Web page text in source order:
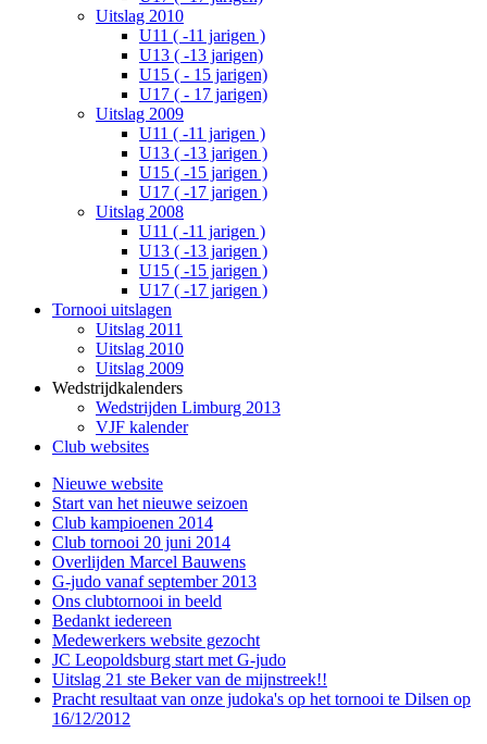
Uitslag 2010
U11 ( -11 jarigen )
U13 ( -13 jarigen)
U15 ( - 15 jarigen)
U17 ( - 17 jarigen)
Uitslag 2009
U11 ( -11 jarigen )
U13 ( -13 jarigen )
U15 ( -15 jarigen )
U17 ( -17 jarigen )
Uitslag 2008
U11 ( -11 jarigen )
U13 ( -13 jarigen )
U15 ( -15 jarigen )
U17 ( -17 jarigen )
Tornooi uitslagen
Uitslag 2011
Uitslag 2010
Uitslag 2009
Wedstrijdkalenders
Wedstrijden Limburg 2013
VJF kalender
Club websites
Nieuwe website
Start van het nieuwe seizoen
Club kampioenen 2014
Club tornooi 20 juni 2014
Overlijden Marcel Bauwens
G-judo vanaf september 2013
Ons clubtornooi in beeld
Bedankt iedereen
Medewerkers website gezocht
JC Leopoldsburg start met G-judo
Uitslag 21 ste Beker van de mijnstreek!!
Pracht resultaat van onze judoka's op het tornooi te Dilsen op
16/12/2012